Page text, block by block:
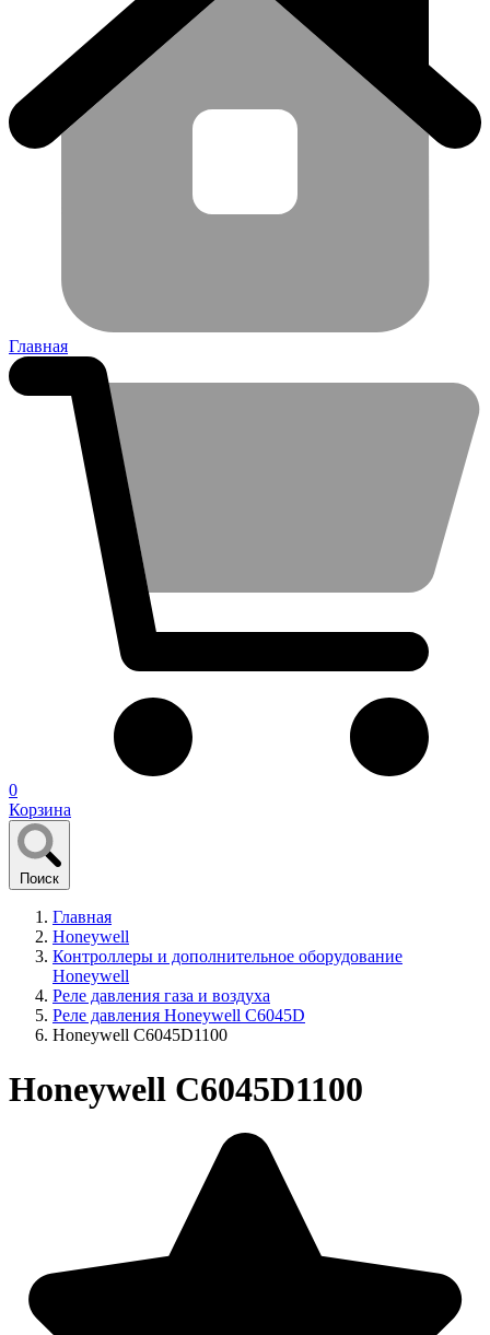
Главная
0
Корзина
Поиск
Главная
Honeywell
Контроллеры и дополнительное оборудование
Honeywell
Реле давления газа и воздуха
Реле давления Honeywell C6045D
Honeywell C6045D1100
Honeywell C6045D1100